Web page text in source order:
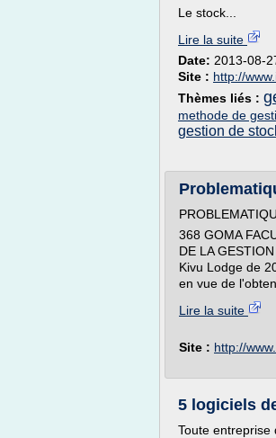
Le stock...
Lire la suite
Date: 2013-08-
Site : http://
Thèmes liés :
methode de
gestion de
368 GOMA
DE LA
Kivu Lodge de
en vue de
Lire la suite
Site : http://
5 logiciels
Toute entreprise